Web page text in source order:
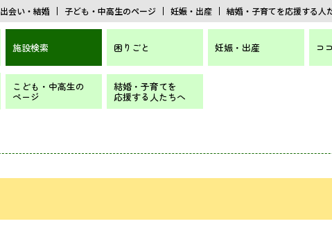
出会い・結婚 子ども・中高生のページ 妊娠・出産 結婚・子育てを応援する人
施設検索 困りごと 妊娠・出産 コ
こども・中高生の
ページ
結婚・子育てを
応援する人たちへ